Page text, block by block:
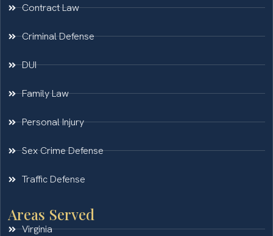
Contract Law
Criminal Defense
DUI
Family Law
Personal Injury
Sex Crime Defense
Traffic Defense
Areas Served
Virginia